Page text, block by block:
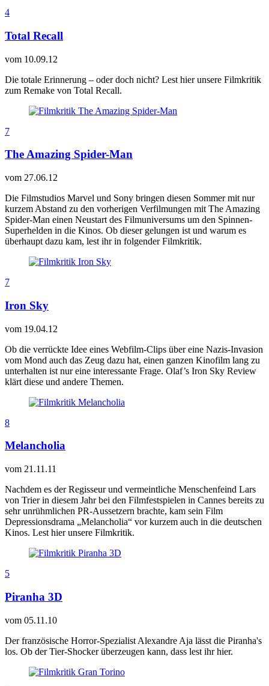
4
Total Recall
vom 10.09.12
Die totale Erinnerung – oder doch nicht? Lest hier unsere Filmkritik
zum Remake von Total Recall.
7
The Amazing Spider-Man
vom 27.06.12
Die Filmstudios Marvel und Sony bringen diesen Sommer mit nur
kurzem Abstand zu den vorherigen Verfilmungen mit The Amazing
Spider-Man einen Neustart des Filmuniversums um den Spinnen-
Superhelden in die Kinos. Ob dieser gelungen ist und warum es
überhaupt dazu kam, lest ihr in folgender Filmkritik.
7
Iron Sky
vom 19.04.12
Ob die verrückte Idee eines Webfilm-Clips über eine Nazis-Invasion
vom Mond auch das Zeug dazu hat, einen ganzen Kinofilm lang zu
unterhalten ist nur eine interessante Frage. Olaf’s Iron Sky Review
klärt diese und andere Themen.
8
Melancholia
vom 21.11.11
Nachdem es der Regisseur und vermeintliche Menschenfeind Lars
von Trier in diesem Jahr bei den Filmfestspielen in Cannes bereits zu
sehr unrühmlichen PR-Aussetzern brachte, kam sein Film
Depressionsdrama „Melancholia“ vor kurzem auch in die deutschen
Kinos. Lest hier unsere Filmkritik.
5
Piranha 3D
vom 05.11.10
Der französische Horror-Spezialist Alexandre Aja lässt die Piranha's
los. Ob der Tier-Shocker überzeugen kann, dass lest ihr hier.